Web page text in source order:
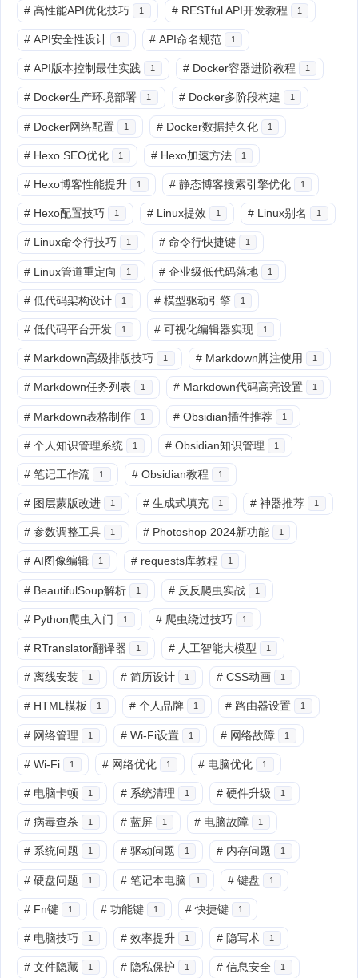
# 高性能API优化技巧 1 # RESTful API开发教程 1
# API安全性设计 1 # API命名规范 1
# API版本控制最佳实践 1 # Docker容器进阶教程 1
# Docker生产环境部署 1 # Docker多阶段构建 1
# Docker网络配置 1 # Docker数据持久化 1
# Hexo SEO优化 1 # Hexo加速方法 1
# Hexo博客性能提升 1 # 静态博客搜索引擎优化 1
# Hexo配置技巧 1 # Linux提效 1 # Linux别名 1
# Linux命令行技巧 1 # 命令行快捷键 1
# Linux管道重定向 1 # 企业级低代码落地 1
# 低代码架构设计 1 # 模型驱动引擎 1
# 低代码平台开发 1 # 可视化编辑器实现 1
# Markdown高级排版技巧 1 # Markdown脚注使用 1
# Markdown任务列表 1 # Markdown代码高亮设置 1
# Markdown表格制作 1 # Obsidian插件推荐 1
# 个人知识管理系统 1 # Obsidian知识管理 1
# 笔记工作流 1 # Obsidian教程 1
# 图层蒙版改进 1 # 生成式填充 1 # 神器推荐 1
# 参数调整工具 1 # Photoshop 2024新功能 1
# AI图像编辑 1 # requests库教程 1
# BeautifulSoup解析 1 # 反反爬虫实战 1
# Python爬虫入门 1 # 爬虫绕过技巧 1
# RTranslator翻译器 1 # 人工智能大模型 1
# 离线安装 1 # 简历设计 1 # CSS动画 1
# HTML模板 1 # 个人品牌 1 # 路由器设置 1
# 网络管理 1 # Wi-Fi设置 1 # 网络故障 1
# Wi-Fi 1 # 网络优化 1 # 电脑优化 1
# 电脑卡顿 1 # 系统清理 1 # 硬件升级 1
# 病毒查杀 1 # 蓝屏 1 # 电脑故障 1
# 系统问题 1 # 驱动问题 1 # 内存问题 1
# 硬盘问题 1 # 笔记本电脑 1 # 键盘 1
# Fn键 1 # 功能键 1 # 快捷键 1
# 电脑技巧 1 # 效率提升 1 # 隐写术 1
# 文件隐藏 1 # 隐私保护 1 # 信息安全 1